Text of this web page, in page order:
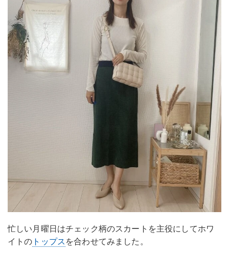
忙しい月曜日はチェック柄のスカートを主役にしてホワ
イトの トップス を合わせてみました。